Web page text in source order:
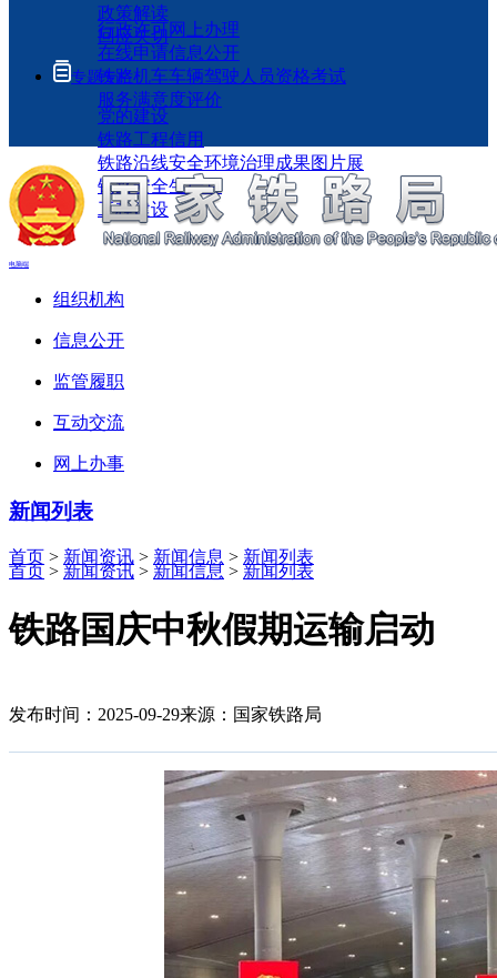
政策解读
回应关切
行政许可网上办理
在线申请信息公开
铁路机车车辆驾驶人员资格考试
服务满意度评价
专题专栏
党的建设
铁路工程信用
铁路沿线安全环境治理成果图片展
铁路安全生产月
工程建设
电脑端
组织机构
信息公开
监管履职
互动交流
网上办事
新闻列表
首页 > 新闻资讯 > 新闻信息 > 新闻列表
首页 > 新闻资讯 > 新闻信息 > 新闻列表
铁路国庆中秋假期运输启动
发布时间：2025-09-29来源：国家铁路局